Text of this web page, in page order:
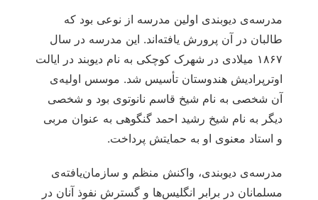
مدرسه‌ی دیوبندی اولین مدرسه از نوعی بود که
طالبان در آن پرورش یافته‌اند. این مدرسه در سال
۱۸۶۷ میلادی در شهرک کوچکی به نام دیوبند در ایالت
اوترپرادیش هندوستان تأسیس شد. موسس اولیه‌ی
آن شخصی به نام شیخ قاسم نانوتوی بود و شخصی
دیگر به نام شیخ رشید احمد گنگوهی به عنوان مربی
و استاد معنوی او به حمایتش پرداخت.
مدرسه‌ی دیوبندی، واکنش منظم و سازمان‌یافته‌ی
مسلمانان در برابر انگلیس‌ها و گسترش نفوذ آنان در